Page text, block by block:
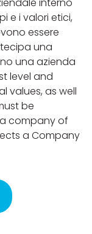
interno
e i valori etici,
essere
una
una azienda
level and
values, as well
be
company of
a Company